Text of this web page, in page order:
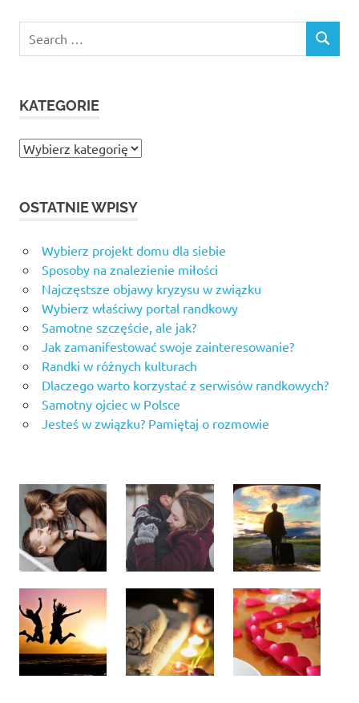
for:
SEARCH
KATEGORIE
Kategorie
OSTATNIE WPISY
Wybierz projekt domu dla siebie
Sposoby na znalezienie miłości
Najczęstsze objawy kryzysu w związku
Wybierz właściwy portal randkowy
Samotne szczęście, ale jak?
Jak zamanifestować swoje zainteresowanie?
Randki w różnych kulturach
Dlaczego warto korzystać z serwisów randkowych?
Samotny ojciec w Polsce
Jesteś w związku? Pamiętaj o rozmowie